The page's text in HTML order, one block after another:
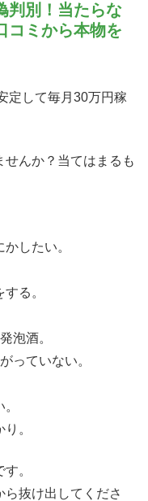
判別！当たらな
コミから本物を
定して毎月30万円稼
んか？当てはまるも
したい。
る。
泡酒。
っていない。
。
。
抜け出してくださ